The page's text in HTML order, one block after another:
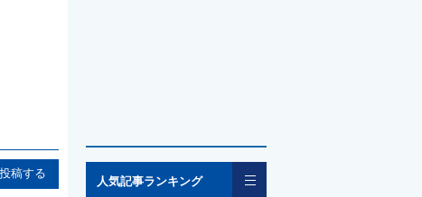
稿する
人気記事ランキング